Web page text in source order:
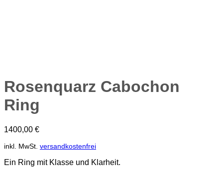
Rosenquarz Cabochon
Ring
1400,00 €
inkl. MwSt. versandkostenfrei
Ein Ring mit Klasse und Klarheit.